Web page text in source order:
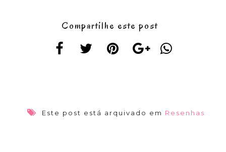
Compartilhe este post
Este post está arquivado em Resenhas